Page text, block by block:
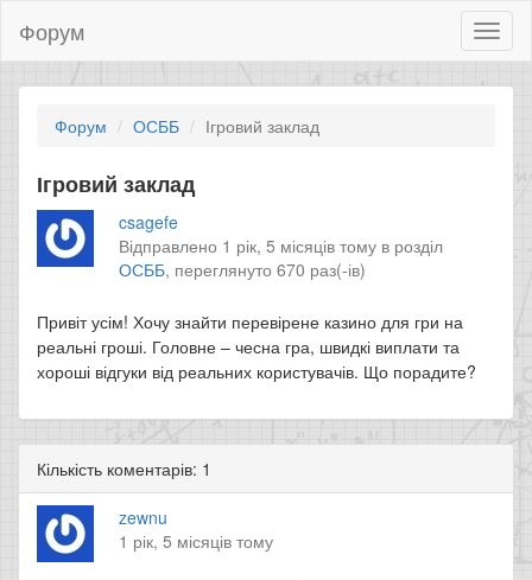
Форум
Форум ОСББ Ігровий заклад
Ігровий заклад
csagefe
Відправлено 1 рік, 5 місяців тому в розділ
ОСББ, переглянуто 670 раз(-ів)
Привіт усім! Хочу знайти перевірене казино для гри на
реальні гроші. Головне – чесна гра, швидкі виплати та
хороші відгуки від реальних користувачів. Що порадите?
Кількість коментарів: 1
zewnu
1 рік, 5 місяців тому